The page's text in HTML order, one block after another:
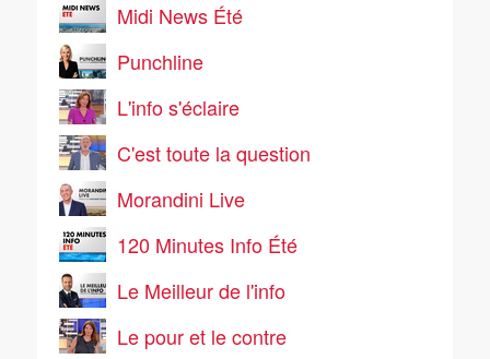
Midi News Été
Punchline
L'info s'éclaire
C'est toute la question
Morandini Live
120 Minutes Info Été
Le Meilleur de l'info
Le pour et le contre